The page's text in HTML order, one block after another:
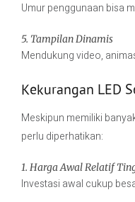
Umur penggunaan bisa
5. Tampilan Dinamis
Mendukung video,
Kekurangan LED
Meskipun memiliki
perlu diperhatikan:
1. Harga Awal Relatif
Investasi awal cukup